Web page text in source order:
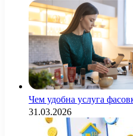
Чем удобна услуга
31.03.2026